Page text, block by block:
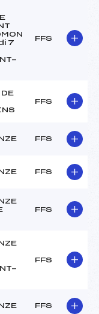
7
FFS
FFS
FFS
FFS
FFS
FFS
FFS